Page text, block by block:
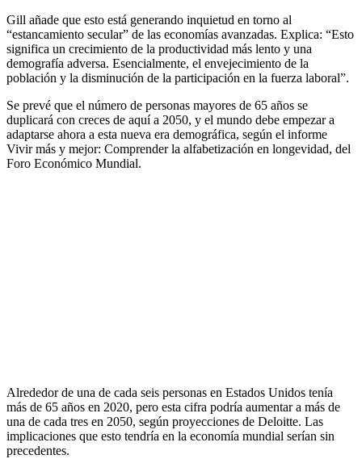
Gill añade que esto está generando inquietud en torno al
“estancamiento secular” de las economías avanzadas. Explica: “Esto
significa un crecimiento de la productividad más lento y una
demografía adversa. Esencialmente, el envejecimiento de la
población y la disminución de la participación en la fuerza laboral”.
Se prevé que el número de personas mayores de 65 años se
duplicará con creces de aquí a 2050, y el mundo debe empezar a
adaptarse ahora a esta nueva era demográfica, según el informe
Vivir más y mejor: Comprender la alfabetización en longevidad, del
Foro Económico Mundial.
Alrededor de una de cada seis personas en Estados Unidos tenía
más de 65 años en 2020, pero esta cifra podría aumentar a más de
una de cada tres en 2050, según proyecciones de Deloitte. Las
implicaciones que esto tendría en la economía mundial serían sin
precedentes.